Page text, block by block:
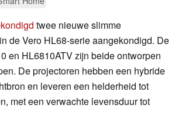
twee nieuwe slimme
de Vero HL68-serie aangekondigd. De
en HL6810ATV zijn beide ontworpen
De projectoren hebben een hybride
en leveren een helderheid tot
met een verwachte levensduur tot